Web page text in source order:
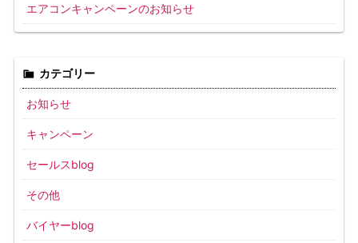
エアコンキャンペーンのお知らせ
カテゴリー
お知らせ
キャンペーン
セールスblog
その他
バイヤーblog